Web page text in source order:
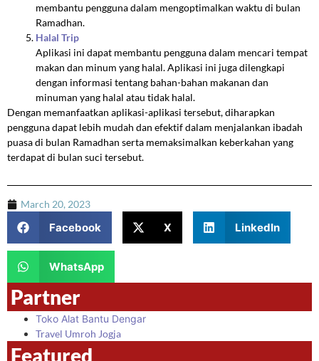
membantu pengguna dalam mengoptimalkan waktu di bulan
Ramadhan.
Halal Trip
Aplikasi ini dapat membantu pengguna dalam mencari tempat
makan dan minum yang halal. Aplikasi ini juga dilengkapi
dengan informasi tentang bahan-bahan makanan dan
minuman yang halal atau tidak halal.
Dengan memanfaatkan aplikasi-aplikasi tersebut, diharapkan
pengguna dapat lebih mudah dan efektif dalam menjalankan ibadah
puasa di bulan Ramadhan serta memaksimalkan keberkahan yang
terdapat di bulan suci tersebut.
March 20, 2023
Facebook X LinkedIn
WhatsApp
Partner
Toko Alat Bantu Dengar
Travel Umroh Jogja
Featured